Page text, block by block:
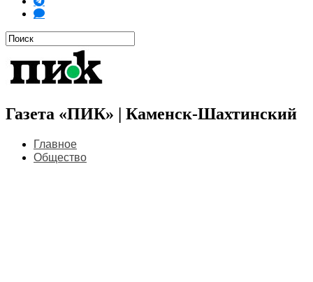
Газета «ПИК» | Каменск-Шахтинский
Главное
Общество